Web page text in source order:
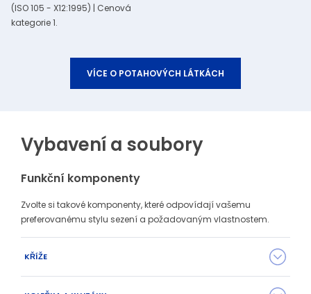
(ISO 105 - X12:1995) | Cenová
kategorie 1.
VÍCE O POTAHOVÝCH LÁTKÁCH
Vybavení a soubory
Funkční komponenty
Zvolte si takové komponenty, které odpovídají vašemu
preferovanému stylu sezení a požadovaným vlastnostem.
KŘÍŽE